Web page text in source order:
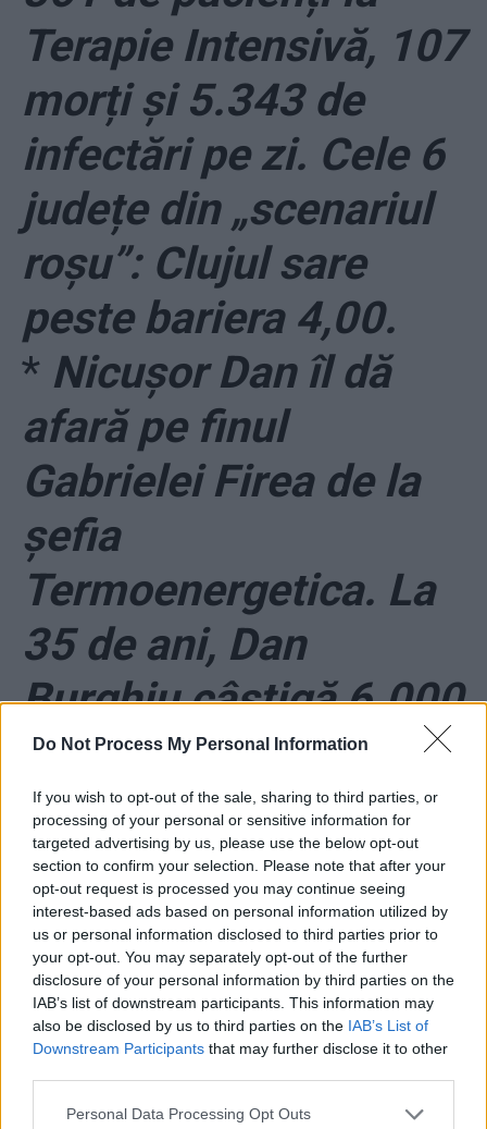
Do Not Process My Personal Information
If you wish to opt-out of the sale, sharing to third parties, or
processing of your personal or sensitive information for
targeted advertising by us, please use the below opt-out
section to confirm your selection. Please note that after your
opt-out request is processed you may continue seeing
interest-based ads based on personal information utilized by
us or personal information disclosed to third parties prior to
your opt-out. You may separately opt-out of the further
disclosure of your personal information by third parties on the
IAB’s list of downstream participants. This information may
also be disclosed by us to third parties on the IAB’s List of
Downstream Participants that may further disclose it to other
Personal Data Processing Opt Outs
Terapie Intensivă, 107
morți și 5.343 de
infectări pe zi. Cele 6
județe din „scenariul
roșu”: Clujul sare
peste bariera 4,00.
* Nicușor Dan îl dă
afară pe finul
Gabrielei Firea de la
șefia
Termoenergetica. La
35 de ani, Dan
Burghiu câștigă 6.000
de euro pe lună
ad